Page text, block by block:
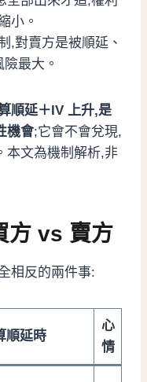
小。
,對賣方是被順延、
最大。
順延＋IV 上升,是
機會;它會不會兌現,
本文為機制解析,非
方 vs 賣方
相反的兩件事:
順延時
心
情